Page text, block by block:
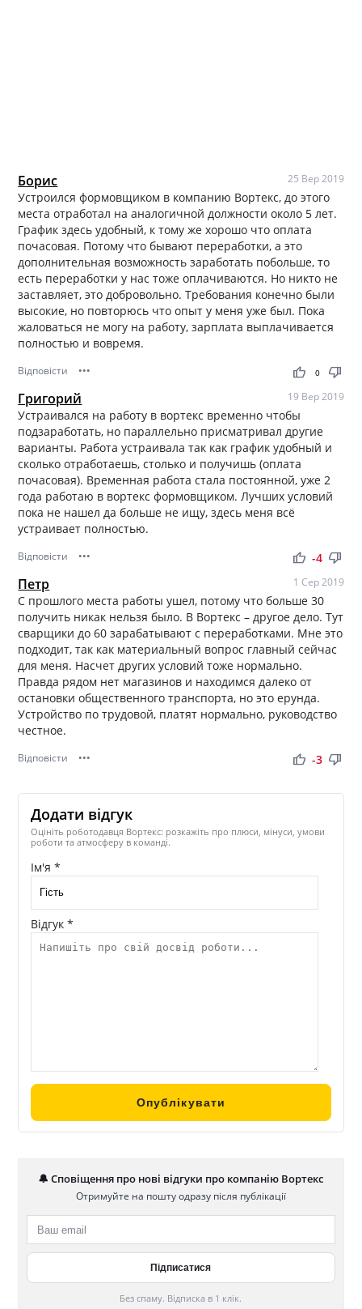
Борис 25 Вер 2019
Устроился формовщиком в компанию Вортекс, до этого
места отработал на аналогичной должности около 5 лет.
График здесь удобный, к тому же хорошо что оплата
почасовая. Потому что бывают переработки, а это
дополнительная возможность заработать побольше, то
есть переработки у нас тоже оплачиваются. Но никто не
заставляет, это добровольно. Требования конечно были
высокие, но повторюсь что опыт у меня уже был. Пока
жаловаться не могу на работу, зарплата выплачивается
полностью и вовремя.
Відповісти ••• thumb_up thumb_down
0
Григорий 19 Вер 2019
Устраивался на работу в вортекс временно чтобы
подзаработать, но параллельно присматривал другие
варианты. Работа устраивала так как график удобный и
сколько отработаешь, столько и получишь (оплата
почасовая). Временная работа стала постоянной, уже 2
года работаю в вортекс формовщиком. Лучших условий
пока не нашел да больше не ищу, здесь меня всё
устраивает полностью.
Відповісти ••• thumb_up thumb_down
-4
Петр 1 Сер 2019
С прошлого места работы ушел, потому что больше 30
получить никак нельзя было. В Вортекс – другое дело. Тут
сварщики до 60 зарабатывают с переработками. Мне это
подходит, так как материальный вопрос главный сейчас
для меня. Насчет других условий тоже нормально.
Правда рядом нет магазинов и находимся далеко от
остановки общественного транспорта, но это ерунда.
Устройство по трудовой, платят нормально, руководство
честное.
Відповісти ••• thumb_up thumb_down
-3
Додати відгук
Оцініть роботодавця Вортекс: розкажіть про плюси, мінуси, умови
роботи та атмосферу в команді.
Ім'я *
Відгук *
🔔 Сповіщення про нові відгуки про компанію Вортекс
Отримуйте на пошту одразу після публікації
Без спаму. Відписка в 1 клік.